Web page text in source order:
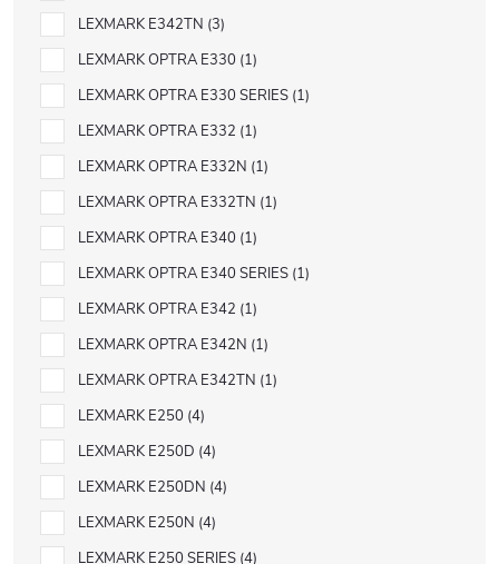
LEXMARK E342TN 3
LEXMARK OPTRA E330 1
LEXMARK OPTRA E330 SERIES 1
LEXMARK OPTRA E332 1
LEXMARK OPTRA E332N 1
LEXMARK OPTRA E332TN 1
LEXMARK OPTRA E340 1
LEXMARK OPTRA E340 SERIES 1
LEXMARK OPTRA E342 1
LEXMARK OPTRA E342N 1
LEXMARK OPTRA E342TN 1
LEXMARK E250 4
LEXMARK E250D 4
LEXMARK E250DN 4
LEXMARK E250N 4
LEXMARK E250 SERIES 4